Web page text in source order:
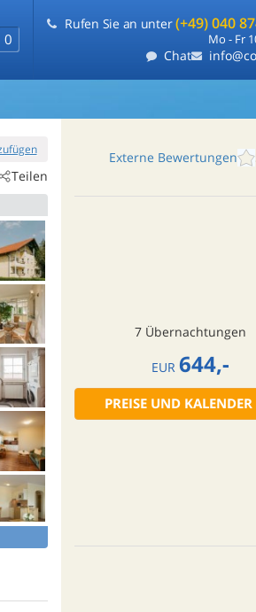
0
Rufen Sie an unter(+49) 040
Mo - Fr
Chat
Teilen
Externe Bewertungen
7 Übernachtungen
EUR 644,-
PREISE UND KALENDER